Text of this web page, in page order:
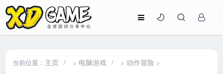
当前位置： 主页 / > 电脑游戏 / >动作冒险 >